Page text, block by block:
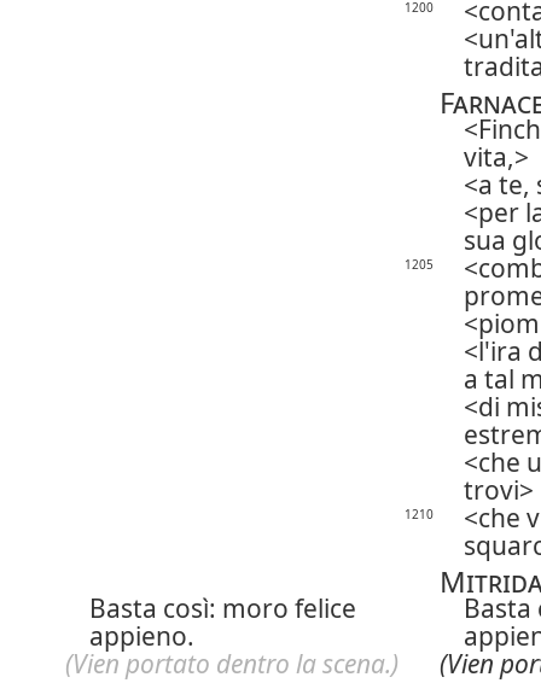
1200
vita,
a te,
per
sua
1205
l'ira
a tal
di
che
trovi
1210
che
Basta così: moro felice
appieno.
Basta
(Vien portato dentro la scena.)
(Vien